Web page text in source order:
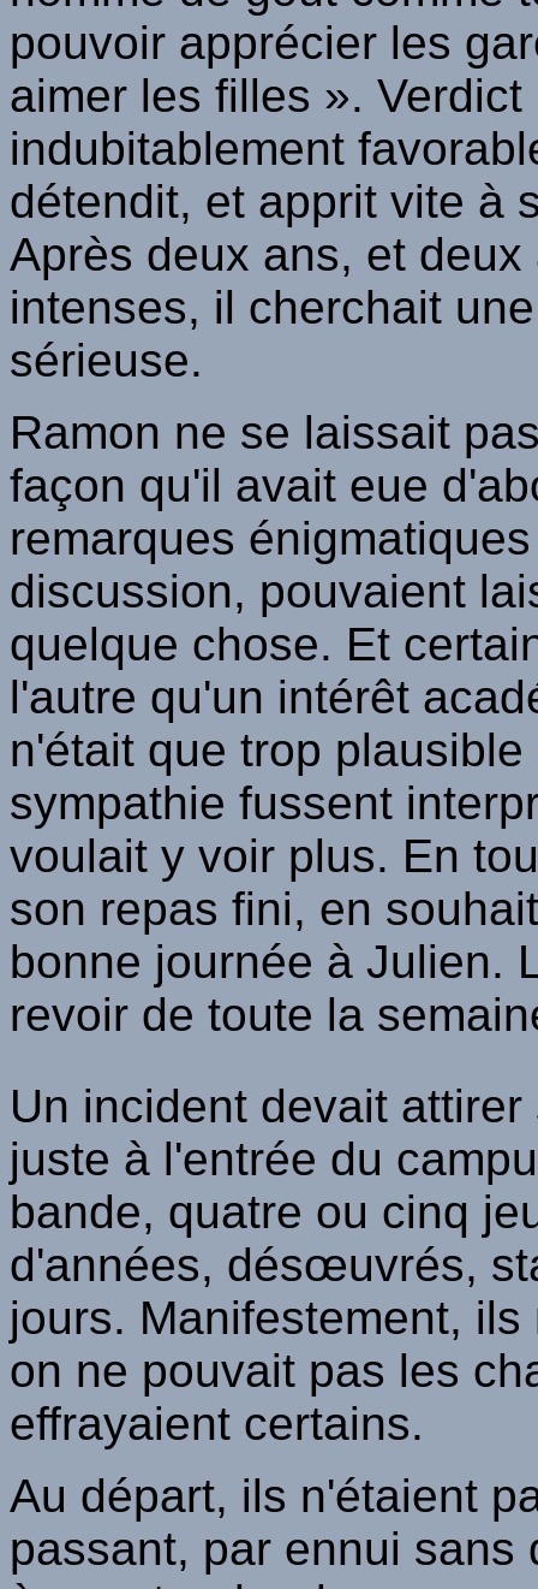
pouvoir apprécier les
aimer les filles ».
indubitablement
détendit, et apprit vite à
Après deux ans, et
intenses, il cherchait
sérieuse.
Ramon ne se laissait
façon qu'il avait eue
remarques
discussion, pouvaient
quelque chose. Et
l'autre qu'un intérêt
n'était que trop
sympathie fussent
voulait y voir plus. En
son repas fini, en
bonne journée à Julien.
revoir de toute la
Un incident devait
juste à l'entrée du
bande, quatre ou cinq
d'années, désœuvrés,
jours. Manifestement,
on ne pouvait pas les
effrayaient certains.
Au départ, ils n'étaient
passant, par ennui sans